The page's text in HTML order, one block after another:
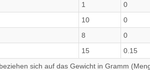
1 0
10 0
8 0
15 0.15
sich auf das Gewicht in Gramm